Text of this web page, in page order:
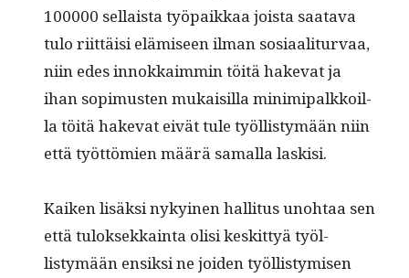
100000 sel­l­aista työ­paikkaa joista saata­va
tulo riit­täisi elämiseen ilman sosi­aal­i­tur­vaa,
niin edes innokkaim­min töitä hake­vat ja
ihan sopimusten mukaisil­la min­imi­palkkoil­
la töitä hake­vat eivät tule työl­listymään niin
että työt­tömien määrä samal­la laskisi.
Kaiken lisäk­si nykyi­nen hal­li­tus uno­htaa sen
että tulok­sekkain­ta olisi keskit­tyä työl­
listymään ensik­si ne joiden työl­listymisen